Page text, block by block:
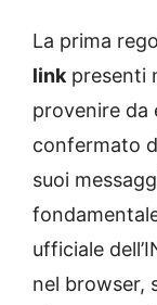
La prima
link presenti
provenire da
confermato
suoi
ufficiale
nel browser,